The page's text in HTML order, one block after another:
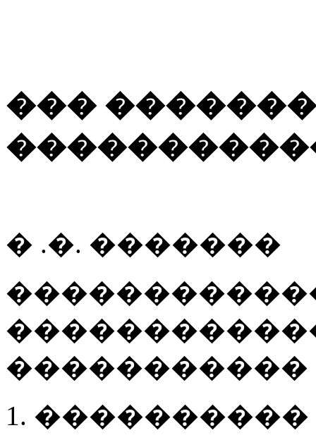
���
� .�. �������
1.